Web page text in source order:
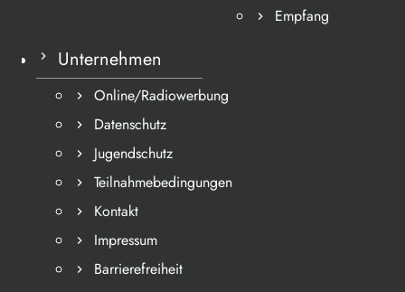
Empfang
Unternehmen
Online/Radiowerbung
Datenschutz
Jugendschutz
Teilnahmebedingungen
Kontakt
Impressum
Barrierefreiheit